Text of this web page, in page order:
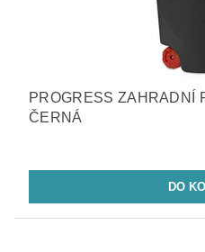
PROGRESS ZAHRADNÍ
ČERNÁ